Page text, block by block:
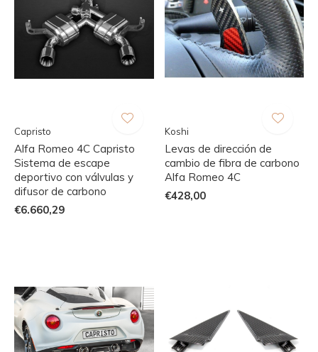
Capristo
Alfa Romeo 4C Capristo
Sistema de escape
deportivo con válvulas y
difusor de carbono
€6.660,29
Koshi
Levas de dirección de
cambio de fibra de carbono
Alfa Romeo 4C
€428,00